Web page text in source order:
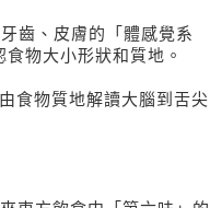
齒、皮膚的「體感覺系
物大小形狀和質地。
食物質地解讀大腦到舌尖